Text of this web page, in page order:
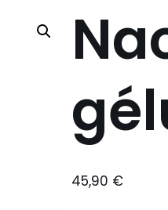
45,90 €